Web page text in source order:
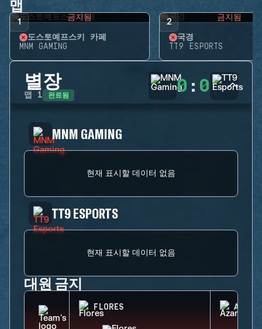
맵
1 금지됨
도스토예프스키 카페
MNM GAMING
2 금지됨
국경
TT9 ESPORTS
별장
맵 1 완료됨 0 : 0
MNM GAMING
현재 표시할 데이터 없음
TT9 ESPORTS
현재 표시할 데이터 없음
대원 금지
FLORES AZAMI